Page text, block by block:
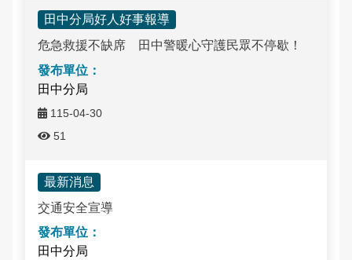
田中分局好人好事報導
危急救援不缺席 田中警暖心守護民眾不停歇！
田中分局
115-04-30
51
最新消息
交通安全宣導
田中分局